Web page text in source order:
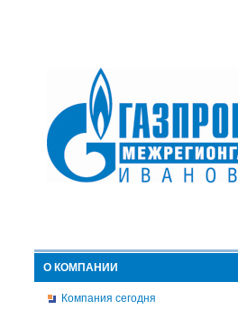
О КОМПАНИИ
Компания сегодня